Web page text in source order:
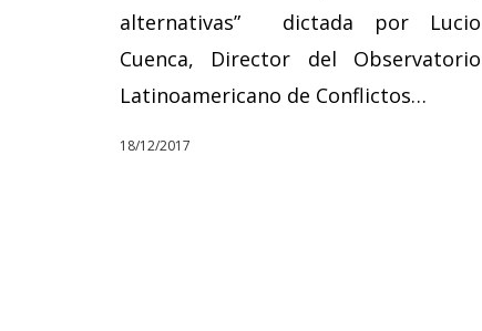
alternativas” dictada por Lucio
Cuenca, Director del Observatorio
Latinoamericano de Conflictos…
18/12/2017